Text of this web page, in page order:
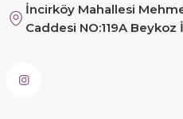
sorunsuz elime ulaştı
İncirköy Mahallesi
Caddesi NO:119A Beykoz